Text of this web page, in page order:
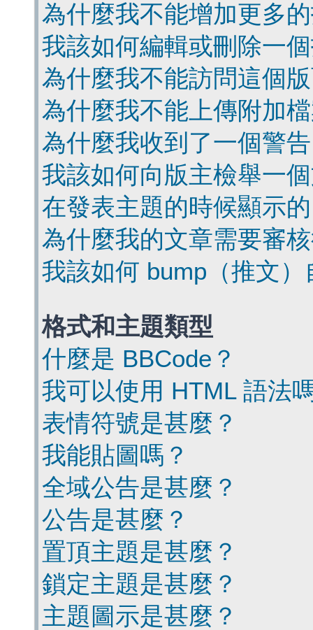
為什麼我不能增加更多
我該如何編輯或刪除一
為什麼我不能訪問這個
為什麼我不能上傳附加
為什麼我收到了一個警
我該如何向版主檢舉一
在發表主題的時候顯示
為什麼我的文章需要審
我該如何 bump（推文
格式和主題類型
什麼是 BBCode？
我可以使用 HTML 語法
表情符號是甚麼？
我能貼圖嗎？
全域公告是甚麼？
公告是甚麼？
置頂主題是甚麼？
鎖定主題是甚麼？
主題圖示是甚麼？